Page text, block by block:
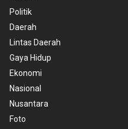
Politik
Daerah
Lintas Daerah
Gaya Hidup
Ekonomi
Nasional
Nusantara
Foto